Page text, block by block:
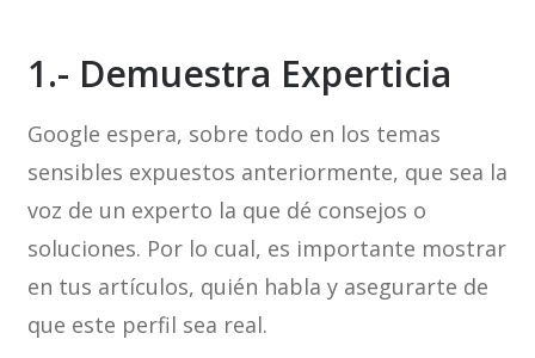
1.- Demuestra Experticia
Google espera, sobre todo en los temas
sensibles expuestos anteriormente, que sea la
voz de un experto la que dé consejos o
soluciones. Por lo cual, es importante mostrar
en tus artículos, quién habla y asegurarte de
que este perfil sea real.